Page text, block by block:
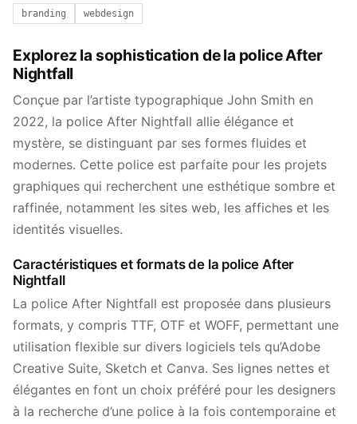
branding webdesign
Explorez la sophistication de la police After
Nightfall
Conçue par l’artiste typographique John Smith en
2022, la police After Nightfall allie élégance et
mystère, se distinguant par ses formes fluides et
modernes. Cette police est parfaite pour les projets
graphiques qui recherchent une esthétique sombre et
raffinée, notamment les sites web, les affiches et les
identités visuelles.
Caractéristiques et formats de la police After
Nightfall
La police After Nightfall est proposée dans plusieurs
formats, y compris TTF, OTF et WOFF, permettant une
utilisation flexible sur divers logiciels tels qu’Adobe
Creative Suite, Sketch et Canva. Ses lignes nettes et
élégantes en font un choix préféré pour les designers
à la recherche d’une police à la fois contemporaine et